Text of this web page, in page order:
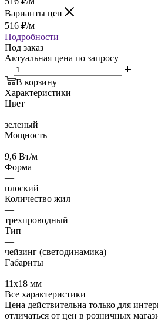
Варианты цен
516 ₽/м
Подробности
Под заказ
Актуальная цена по запросу
В корзину
Характеристики
Цвет
—
зеленый
Мощность
—
9,6 Вт/м
Форма
—
плоский
Количество жил
—
трехпроводный
Тип
—
чейзинг (светодинамика)
Габариты
—
11х18 мм
Все характеристики
Цена действительна только для
отличаться от цен в розничных